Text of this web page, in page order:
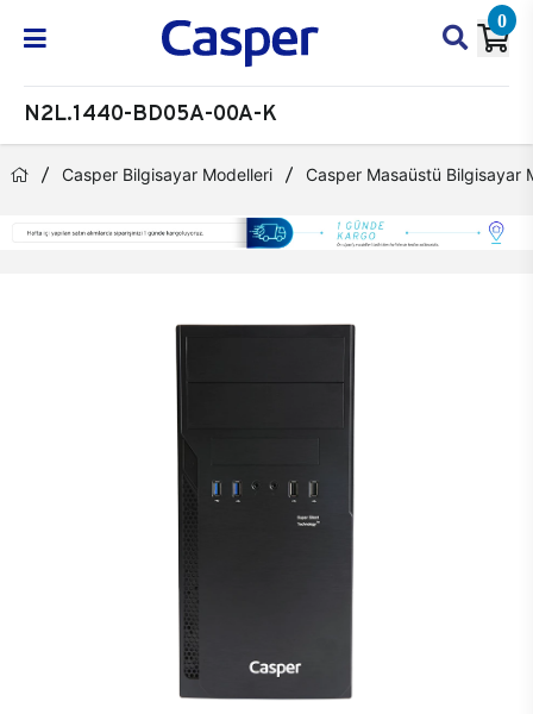
0
N2L.1440-BD05A-00A-K
Casper Bilgisayar Modelleri Casper Masaüstü Bilgisayar